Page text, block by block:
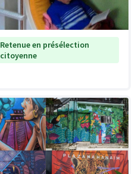
Retenue en présélection
citoyenne